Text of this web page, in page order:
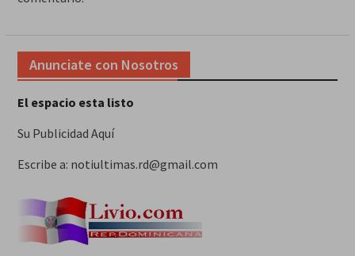
Anunciate con Nosotros
El espacio esta listo
Su Publicidad Aquí
Escribe a: notiultimas.rd@gmail.com